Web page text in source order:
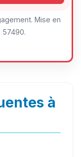
Mise en
57490.
à